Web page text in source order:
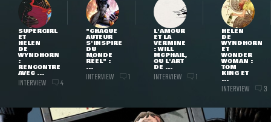
SUPERGIRL
ET
HELEN
DE
WYNDHORN
:
RENCONTRE
AVEC ...
INTERVIEW 4
"CHAQUE
AUTEUR
S'INSPIRE
DU
MONDE
RÉEL" :
...
INTERVIEW 1
L'AMOUR
ET LA
VERMINE
: WILL
MCPHAIL,
OU L'ART
DE ...
INTERVIEW 1
HELEN
DE
WYNDHORN
ET
WONDER
WOMAN :
TOM
KING ET
...
INTERVIEW 3